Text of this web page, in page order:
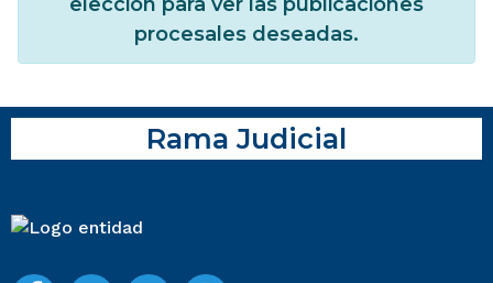
procesales deseadas.
Rama Judicial